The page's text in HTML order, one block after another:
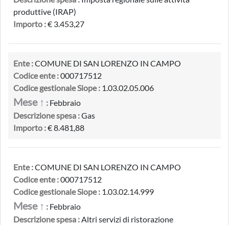
produttive (IRAP)
Importo :€ 3.453,27
Ente :COMUNE DI SAN LORENZO IN CAMPO
Codice ente :000717512
Codice gestionale Siope : 1.03.02.05.006
Mese ↑ : Febbraio
Descrizione spesa :Gas
Importo :€ 8.481,88
Ente :COMUNE DI SAN LORENZO IN CAMPO
Codice ente :000717512
Codice gestionale Siope : 1.03.02.14.999
Mese ↑ : Febbraio
Descrizione spesa :Altri servizi di ristorazione